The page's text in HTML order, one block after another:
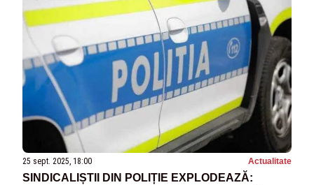
25 sept. 2025, 18:00 Actualitate
SINDICALIȘTII DIN POLIȚIE EXPLODEAZĂ: